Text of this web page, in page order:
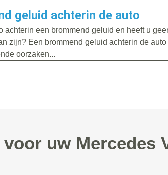
geluid achterin de auto
achterin een brommend geluid en heeft u
zijn? Een brommend geluid achterin de auto
oorzaken...
uw Mercedes